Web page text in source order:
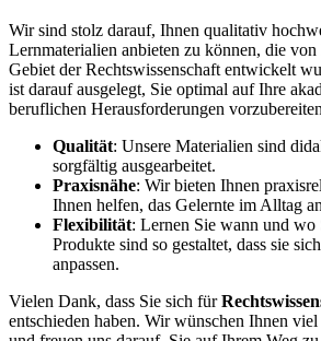
Wir sind stolz darauf, Ihnen qualitativ
Lernmaterialien anbieten zu können, die
Gebiet der Rechtswissenschaft entwickelt
ist darauf ausgelegt, Sie optimal auf Ihre
beruflichen Herausforderungen
Qualität: Unsere Materialien sind
sorgfältig ausgearbeitet.
Praxisnähe: Wir bieten Ihnen
Ihnen helfen, das Gelernte im Alltag
Flexibilität: Lernen Sie wann und wo
Produkte sind so gestaltet, dass sie
anpassen.
Vielen Dank, dass Sie sich für
entschieden haben. Wir wünschen Ihnen